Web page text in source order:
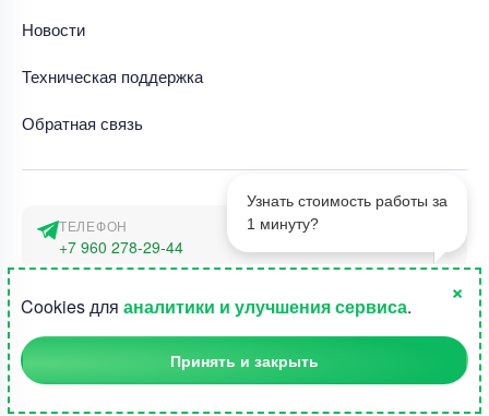
1
Узнать стоимость работы за
1 минуту?
Новости
Техническая поддержка
Обратная связь
ТЕЛЕФОН
+7 960 278-29-44
г. Москва, наб. Тараса Шевченко 23а
©2015-2026, Студландия -
Cookies для аналитики и улучшения сервиса.
×
Принять и закрыть